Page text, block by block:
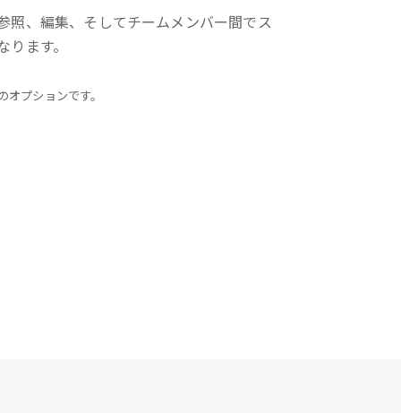
照、編集、そしてチームメンバー間でス
ます。
プションです。